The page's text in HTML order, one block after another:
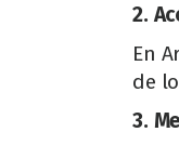
2.
En
de
3.